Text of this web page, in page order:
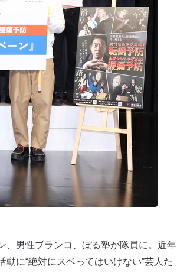
、男性ブランコ、ぼる塾が隊員に。近年
に“絶対にスベってはいけない”芸人た